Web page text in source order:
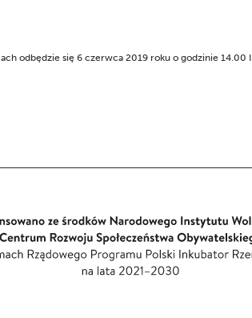
odbędzie się 6 czerwca 2019 roku o godzinie 14.00 I